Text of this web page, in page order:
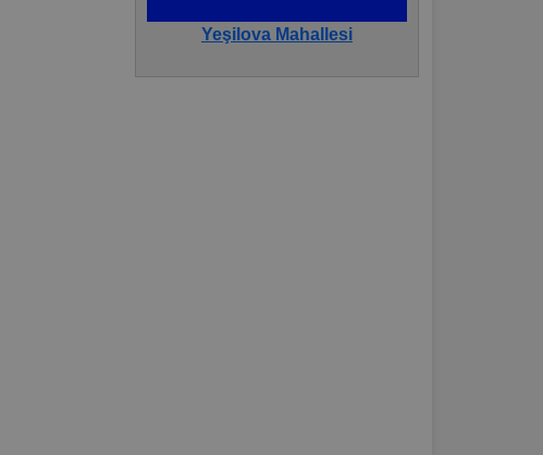
Yeşilova Mahallesi